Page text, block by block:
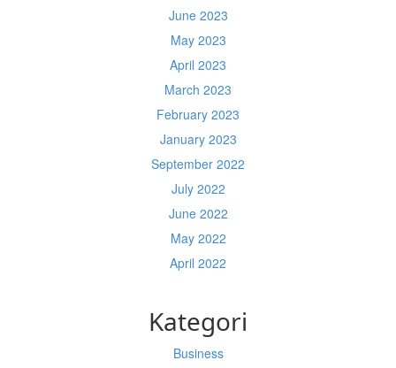
June 2023
May 2023
April 2023
March 2023
February 2023
January 2023
September 2022
July 2022
June 2022
May 2022
April 2022
Kategori
Business